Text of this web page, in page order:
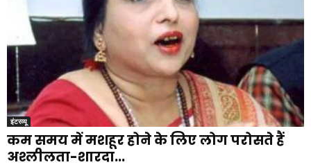
इंटरव्यू
कम समय में मशहूर होने के लिए लोग परोसते हैं
अश्लीलता-शारदा...